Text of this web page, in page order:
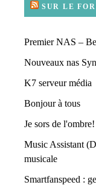
SUR LE
Premier NAS –
Nouveaux nas
K7 serveur média
Bonjour à tous
Je sors de l'ombre!
Music Assistant
musicale
Smartfanspeed :